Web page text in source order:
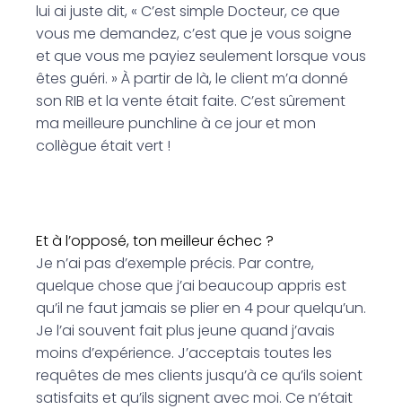
lui ai juste dit, « C’est simple Docteur, ce que
vous me demandez, c’est que je vous soigne
et que vous me payiez seulement lorsque vous
êtes guéri. » À partir de là, le client m’a donné
son RIB et la vente était faite. C’est sûrement
ma meilleure punchline à ce jour et mon
collègue était vert !
Et à l’opposé, ton meilleur échec ?
Je n’ai pas d’exemple précis. Par contre,
quelque chose que j’ai beaucoup appris est
qu’il ne faut jamais se plier en 4 pour quelqu’un.
Je l’ai souvent fait plus jeune quand j’avais
moins d’expérience. J’acceptais toutes les
requêtes de mes clients jusqu’à ce qu’ils soient
satisfaits et qu’ils signent avec moi. Ce n’était